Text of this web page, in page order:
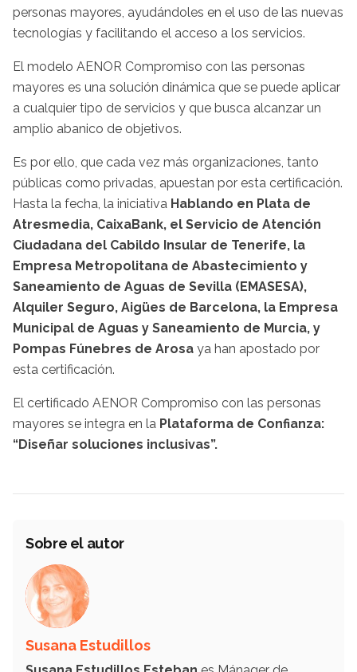
personas mayores, ayudándoles en el uso de las nuevas
tecnologías y facilitando el acceso a los servicios.
El modelo AENOR Compromiso con las personas
mayores es una solución dinámica que se puede aplicar
a cualquier tipo de servicios y que busca alcanzar un
amplio abanico de objetivos.
Es por ello, que cada vez más organizaciones, tanto
públicas como privadas, apuestan por esta certificación.
Hasta la fecha, la iniciativa Hablando en Plata de
Atresmedia, CaixaBank, el Servicio de Atención
Ciudadana del Cabildo Insular de Tenerife, la
Empresa Metropolitana de Abastecimiento y
Saneamiento de Aguas de Sevilla (EMASESA),
Alquiler Seguro, Aigües de Barcelona, la Empresa
Municipal de Aguas y Saneamiento de Murcia, y
Pompas Fúnebres de Arosa ya han apostado por
esta certificación.
El certificado AENOR Compromiso con las personas
mayores se integra en la Plataforma de Confianza:
“Diseñar soluciones inclusivas”.
Sobre el autor
Susana Estudillos